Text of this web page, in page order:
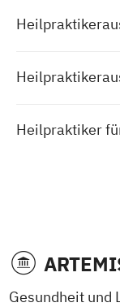
Heilpraktiker
Gesundheit und